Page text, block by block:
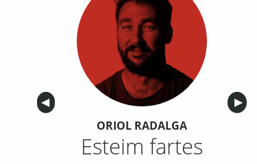
Anterior
◀︎ ▶︎
ORIOL RADALGA
Esteim fartes